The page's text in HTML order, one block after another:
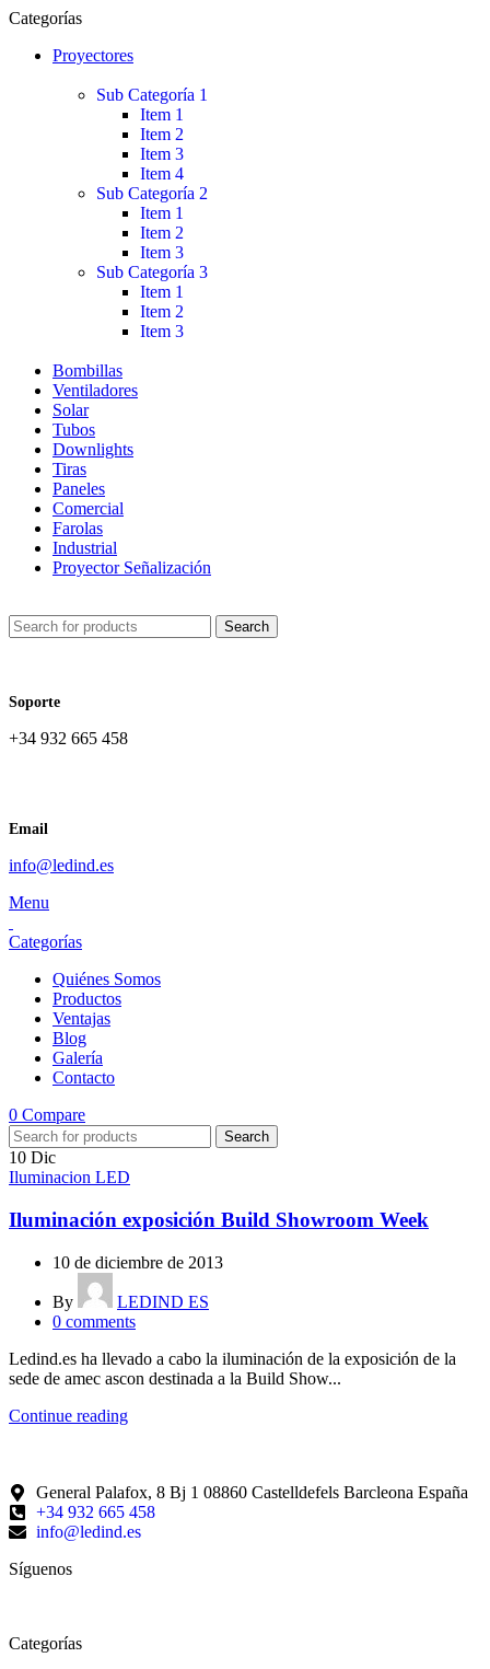
Categorías
Proyectores
Sub Categoría 1
Item 1
Item 2
Item 3
Item 4
Sub Categoría 2
Item 1
Item 2
Item 3
Sub Categoría 3
Item 1
Item 2
Item 3
Bombillas
Ventiladores
Solar
Tubos
Downlights
Tiras
Paneles
Comercial
Farolas
Industrial
Proyector Señalización
Search
Soporte
+34 932 665 458‬
Email
info@ledind.es
Menu
Categorías
Quiénes Somos
Productos
Ventajas
Blog
Galería
Contacto
0 Compare
Search
10 Dic
Iluminacion LED
Iluminación exposición Build Showroom Week
10 de diciembre de 2013
By
LEDIND ES
0 comments
Ledind.es ha llevado a cabo la iluminación de la exposición de la
sede de amec ascon destinada a la Build Show...
Continue reading
General Palafox, 8 Bj 1 08860 Castelldefels Barcleona España
+34 932 665 458‬
info@ledind.es
Síguenos
Categorías